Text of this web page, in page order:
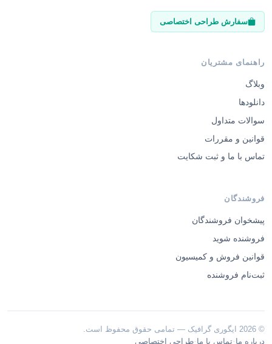
سفارش طراحی اختصاصی
راهنمای مشتریان
وبلاگ
دانلودها
سوالات متداول
قوانین و مقررات
تماس با ما و ثبت شکایت
فروشندگان
پیشخوان فروشندگان
فروشنده شوید
قوانین فروش و کمیسیون
ثبت‌نام فروشنده
© 2026 ایگوری گرافیک — تمامی حقوق محفوظ است.
درباره ما ·تماس با ما ·طراحی اختصاصی